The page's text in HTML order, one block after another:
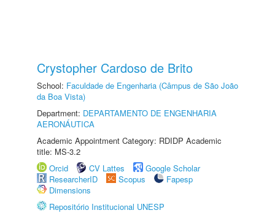
Crystopher Cardoso de Brito
School: Faculdade de Engenharia (Câmpus de São João
da Boa Vista)
Department: DEPARTAMENTO DE ENGENHARIA
AERONÁUTICA
Academic Appointment Category: RDIDP Academic
title: MS-3.2
Orcid
CV Lattes
Google Scholar
ResearcherID
Scopus
Fapesp
Dimensions
Repositório Institucional UNESP